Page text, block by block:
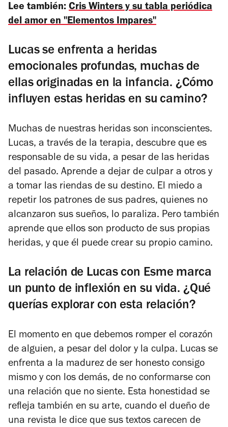
Lee también: Cris Winters y su tabla periódica
del amor en "Elementos Impares"
Lucas se enfrenta a heridas
emocionales profundas, muchas de
ellas originadas en la infancia. ¿Cómo
influyen estas heridas en su camino?
Muchas de nuestras heridas son inconscientes.
Lucas, a través de la terapia, descubre que es
responsable de su vida, a pesar de las heridas
del pasado. Aprende a dejar de culpar a otros y
a tomar las riendas de su destino. El miedo a
repetir los patrones de sus padres, quienes no
alcanzaron sus sueños, lo paraliza. Pero también
aprende que ellos son producto de sus propias
heridas, y que él puede crear su propio camino.
La relación de Lucas con Esme marca
un punto de inflexión en su vida. ¿Qué
querías explorar con esta relación?
El momento en que debemos romper el corazón
de alguien, a pesar del dolor y la culpa. Lucas se
enfrenta a la madurez de ser honesto consigo
mismo y con los demás, de no conformarse con
una relación que no siente. Esta honestidad se
refleja también en su arte, cuando el dueño de
una revista le dice que sus textos carecen de